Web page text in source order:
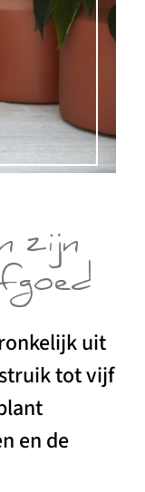
zijn
uit
tot vijf
en de